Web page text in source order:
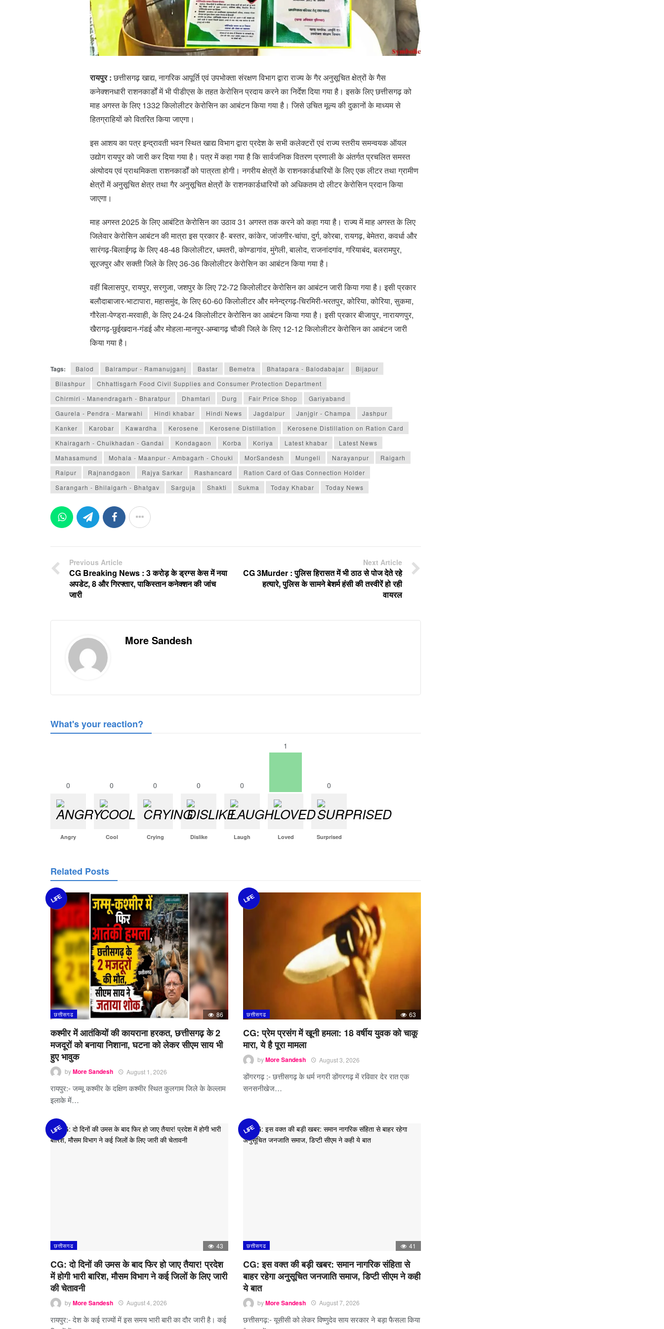
रायपुर :छत्तीसगढ़ खाद्य, नागरिक आपूर्ति एवं उपभोक्ता संरक्षण विभाग द्वारा राज्य के गैर अनुसूचित क्षेत्रों के गैस
कनेक्शनधारी राशनकार्डों में भी पीडीएस के तहत केरोसिन प्रदाय करने का निर्देश दिया गया है। इसके लिए छत्तीसगढ़ को
माह अगस्त के लिए 1332 किलोलीटर केरोसिन का आबंटन किया गया है। जिसे उचित मूल्य की दुकानों के माध्यम से
हितग्राहियों को वितरित किया जाएगा।
इस आशय का पत्र इन्द्रावती भवन स्थित खाद्य विभाग द्वारा प्रदेश के सभी कलेक्टरों एवं राज्य स्तरीय समन्वयक ऑयल
उद्योग रायपुर को जारी कर दिया गया है। पत्र में कहा गया है कि सार्वजनिक वितरण प्रणाली के अंतर्गत प्रचलित समस्त
अंत्योदय एवं प्राथमिकता राशनकार्डों को पात्रता होगी। नगरीय क्षेत्रों के राशनकार्डधारियों के लिए एक लीटर तथा ग्रामीण
क्षेत्रों में अनुसूचित क्षेत्र तथा गैर अनुसूचित क्षेत्रों के राशनकार्डधारियों को अधिकतम दो लीटर केरोसिन प्रदान किया
जाएगा।
माह अगस्त 2025 के लिए आबंटित केरोसिन का उठाव 31 अगस्त तक करने को कहा गया है। राज्य में माह अगस्त के लिए
जिलेवार केरोसिन आबंटन की मात्रा इस प्रकार है- बस्तर, कांकेर, जांजगीर-चांपा, दुर्ग, कोरबा, रायगढ़, बेमेतरा, कवर्धा और
सारंगढ़-बिलाईगढ़ के लिए 48-48 किलोलीटर, धमतरी, कोण्डागांव, मुंगेली, बालोद, राजनांदगांव, गरियाबंद, बलरामपुर,
सूरजपुर और सक्ती जिले के लिए 36-36 किलोलीटर केरोसिन का आबंटन किया गया है।
वहीं बिलासपुर, रायपुर, सरगुजा, जशपुर के लिए 72-72 किलोलीटर केरोसिन का आबंटन जारी किया गया है। इसी प्रकार
बलौदाबाजार-भाटापारा, महासमुंद, के लिए 60-60 किलोलीटर और मनेन्द्रगढ़-चिरमिरी-भरतपुर, कोरिया, कोरिया, सुकमा,
गौरेला-पेण्ड्रा-मरवाही, के लिए 24-24 किलोलीटर केरोसिन का आबंटन किया गया है। इसी प्रकार बीजापुर, नारायणपुर,
खैरागढ़-छुईखदान-गंडई और मोहला-मानपुर-अम्बागढ़ चौकी जिले के लिए 12-12 किलोलीटर केरोसिन का आबंटन जारी
किया गया है।
Tags: Balod Balrampur - Ramanujganj Bastar Bemetra Bhatapara - Balodabajar
Bijapur
Bilashpur
Chhattisgarh Food Civil Supplies and Consumer Protection Department
Chirmiri - Manendragarh - Bharatpur
Dhamtari Durg Fair Price Shop
Gariyaband
Gaurela - Pendra - Marwahi
Hindi khabar Hindi News Jagdalpur Janjgir - Champa
Jashpur
Kanker
Karobar Kawardha Kerosene Kerosene Distillation
Kerosene Distillation on Ration Card
Khairagarh - Chuikhadan - Gandai
Kondagaon Korba Koriya Latest khabar
Latest News
Mahasamund
Mohala - Maanpur - Ambagarh - Chouki MorSandesh Mungeli Narayanpur
Raigarh
Raipur
Rajnandgaon Rajya Sarkar Rashancard
Ration Card of Gas Connection Holder
Sarangarh - Bhilaigarh - Bhatgav
Sarguja Shakti Sukma Today Khabar Today News
Previous Article
CG Breaking News : 3 करोड़ के ड्रग्स केस में नया
अपडेट, 8 और गिरफ्तार, पाकिस्तान कनेक्शन की जांच
जारी
Next Article
CG 3Murder : पुलिस हिरासत में भी ठाठ से पोज देते रहे
हत्यारे, पुलिस के सामने बेशर्म हंसी की तस्वीरें हो रही
वायरल
More Sandesh
What's your reaction?
0
Angry
0
Cool
0
Crying
0
Dislike
0
Laugh
1
Loved
0
Surprised
Related Posts
LIFE
छत्तीसगढ 86
कश्मीर में आतंकियों की कायराना हरकत, छत्तीसगढ़ के 2
मजदूरों को बनाया निशाना, घटना को लेकर सीएम साय भी
हुए भावुक
byMore Sandesh August 1, 2026
रायपुर:- जम्मू कश्मीर के दक्षिण कश्मीर स्थित कुलगाम जिले के केल्लाम
इलाके में…
LIFE
छत्तीसगढ 63
CG: प्रेम प्रसंग में खूनी हमला: 18 वर्षीय युवक को चाकू
मारा, ये है पूरा मामला
byMore Sandesh August 3, 2026
डोंगरगढ़ :- छत्तीसगढ़ के धर्म नगरी डोंगरगढ़ में रविवार देर रात एक
सनसनीखेज…
LIFE
छत्तीसगढ 43
CG: दो दिनों की उमस के बाद फिर हो जाए तैयार! प्रदेश
में होगी भारी बारिश, मौसम विभाग ने कई जिलों के लिए जारी
की चेतावनी
byMore Sandesh August 4, 2026
रायपुर:- देश के कई राज्यों में इस समय भारी बारी का दौर जारी है। कई
LIFE
छत्तीसगढ 41
CG: इस वक्त की बड़ी खबर: समान नागरिक संहिता से
बाहर रहेगा अनुसूचित जनजाति समाज, डिप्टी सीएम ने कही
ये बात
byMore Sandesh August 7, 2026
छत्तीसगढ़:- यूसीसी को लेकर विष्णुदेव साय सरकार ने बड़ा फैसला किया